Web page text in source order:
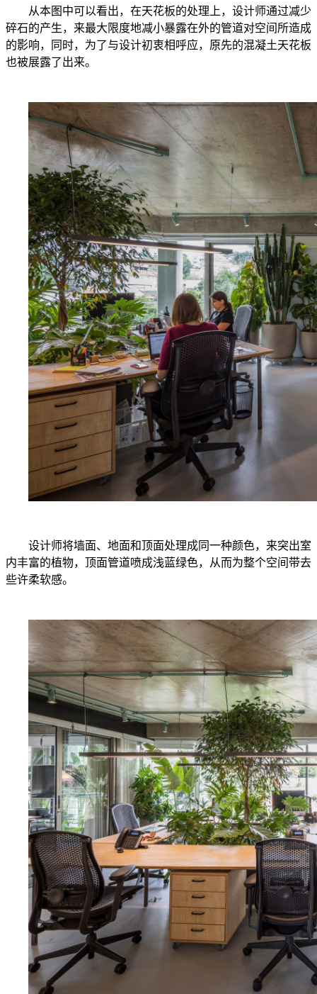
从本图中可以看出，在天花板的处理上，设计师通过减少
碎石的产生，来最大限度地减小暴露在外的管道对空间所造成
的影响，同时，为了与设计初衷相呼应，原先的混凝土天花板
也被展露了出来。
设计师将墙面、地面和顶面处理成同一种颜色，来突出室
内丰富的植物，顶面管道喷成浅蓝绿色，从而为整个空间带去
些许柔软感。